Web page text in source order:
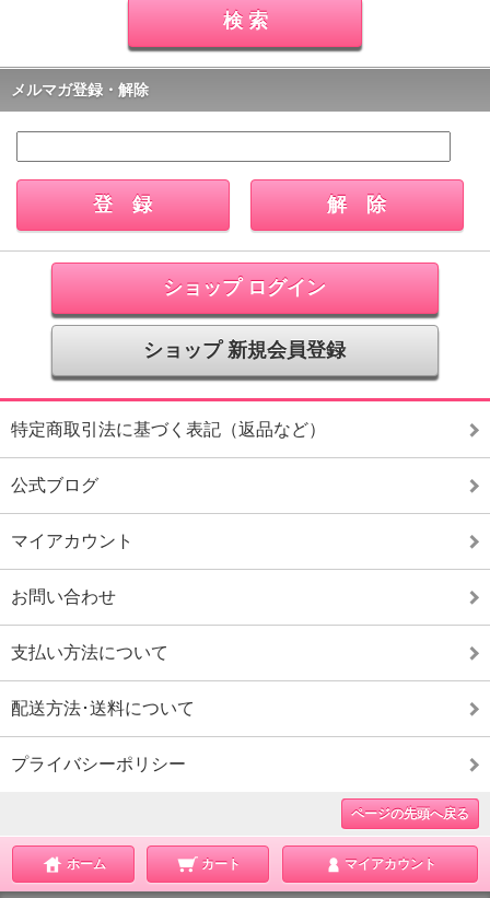
メルマガ登録・解除
ショップ ログイン
ショップ 新規会員登録
特定商取引法に基づく表記（返品など）
公式ブログ
マイアカウント
お問い合わせ
支払い方法について
配送方法･送料について
プライバシーポリシー
ページの先頭へ戻る
ホーム カート マイアカウント